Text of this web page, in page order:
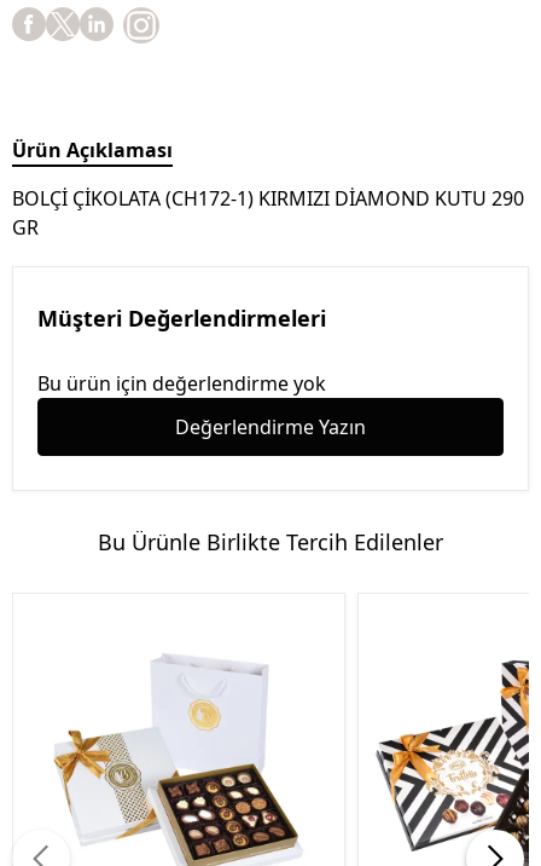
Ürün Açıklaması
BOLÇİ ÇİKOLATA (CH172-1) KIRMIZI DİAMOND KUTU 290
GR
Müşteri Değerlendirmeleri
Bu ürün için değerlendirme yok
Değerlendirme Yazın
Bu Ürünle Birlikte Tercih Edilenler